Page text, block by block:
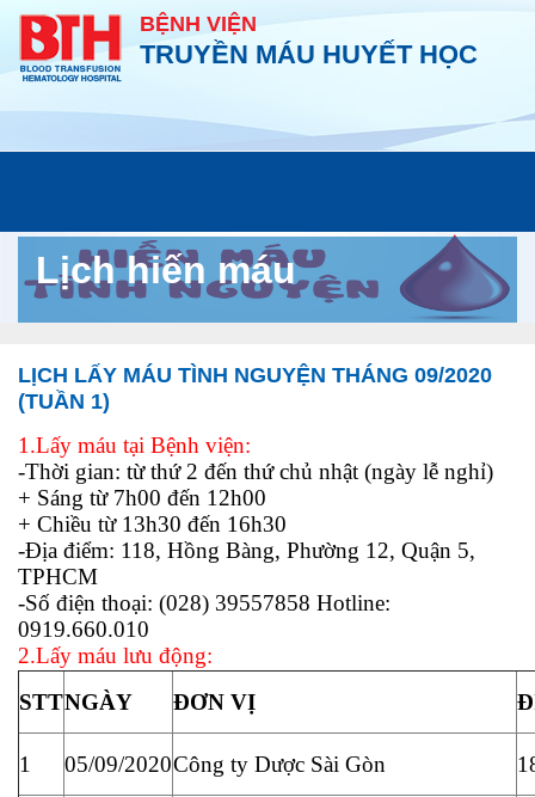
BỆNH VIỆN
TRUYỀN MÁU HUYẾT HỌC
Lịch hiến máu
LỊCH LẤY MÁU TÌNH NGUYỆN THÁNG 09/2020
(TUẦN 1)
1.Lấy máu tại Bệnh viện:
-Thời gian: từ thứ 2 đến thứ chủ nhật (ngày lễ nghỉ)
+ Sáng từ 7h00 đến 12h00
+ Chiều từ 13h30 đến 16h30
-Địa điểm: 118, Hồng Bàng, Phường 12, Quận 5,
TPHCM
-Số điện thoại: (028) 39557858 Hotline:
0919.660.010
2.Lấy máu lưu động:
STTNGÀY ĐƠN VỊ
1 05/09/2020Công ty Dược Sài Gòn